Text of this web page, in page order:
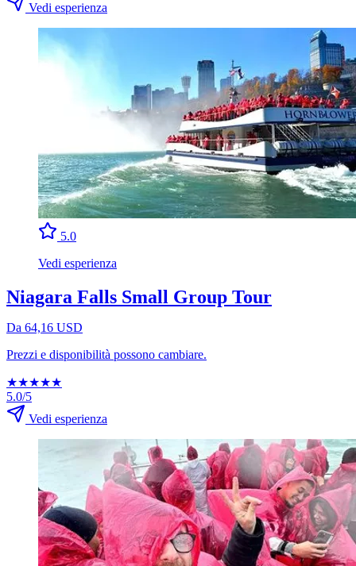
Vedi esperienza
5.0
Vedi esperienza
Niagara Falls Small Group Tour
Da 64,16 USD
Prezzi e disponibilità possono cambiare.
★★★★★
5.0/5
Vedi esperienza